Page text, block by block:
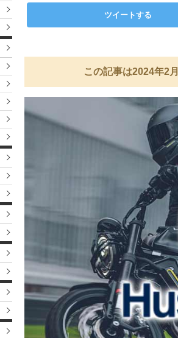
ツイートする
この記事は2024年2